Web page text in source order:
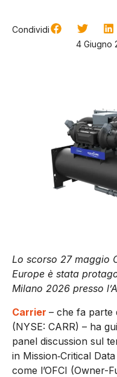
Condividi
4 Giugno
Lo scorso 27 maggio
Europe è stata
Milano 2026 presso
Carrier – che fa parte
(NYSE: CARR) – ha
panel discussion sul
in Mission‑Critical
come l’OFCI (Owner-